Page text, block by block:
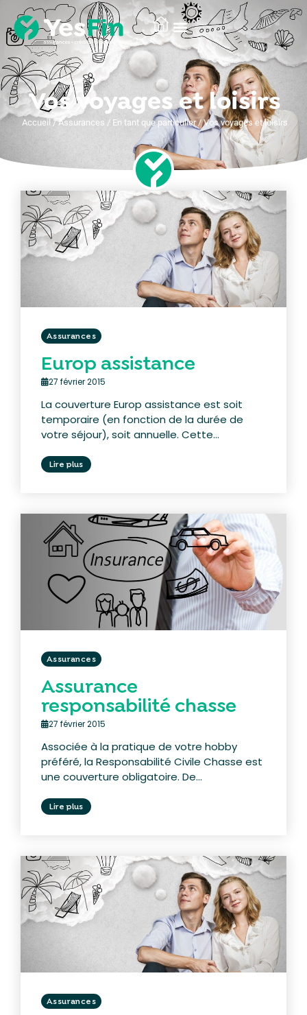
Vos voyages et loisirs
Accueil /Assurances / En tant que particulier/Vos voyages et loisirs
Assurances
Europ assistance
27 février 2015
La couverture Europ assistance est soit
temporaire (en fonction de la durée de
votre séjour), soit annuelle. Cette...
Lire plus
Assurances
Assurance
responsabilité chasse
27 février 2015
Associée à la pratique de votre hobby
préféré, la Responsabilité Civile Chasse est
une couverture obligatoire. De...
Lire plus
Assurances